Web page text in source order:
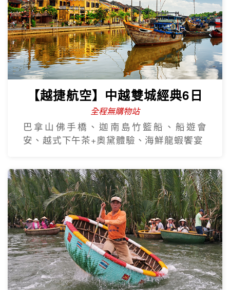
【越捷航空】中越雙城經典6日
全程無購物站
巴拿山佛手橋、迦南島竹籃船、船遊會
安、越式下午茶+奧黛體驗、海鮮龍蝦饗宴